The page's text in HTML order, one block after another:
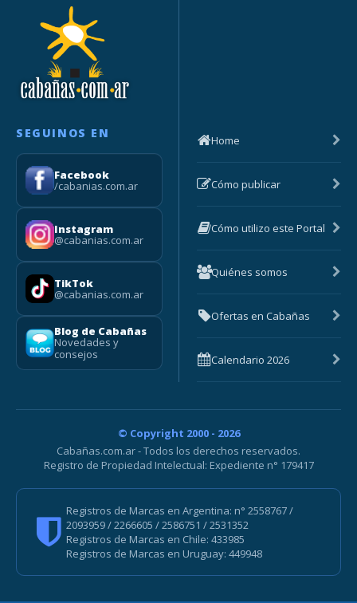
SEGUINOS EN
Facebook
/cabanias.com.ar
Instagram
@cabanias.com.ar
TikTok
@cabanias.com.ar
Blog de Cabañas
Novedades y
consejos
Home
Cómo publicar
Cómo utilizo este Portal
Quiénes somos
Ofertas en Cabañas
Calendario 2026
© Copyright 2000 - 2026
Cabañas.com.ar - Todos los derechos reservados.
Registro de Propiedad Intelectual: Expediente n° 179417
Registros de Marcas en Argentina: n° 2558767 /
2093959 / 2266605 / 2586751 / 2531352
Registros de Marcas en Chile: 433985
Registros de Marcas en Uruguay: 449948